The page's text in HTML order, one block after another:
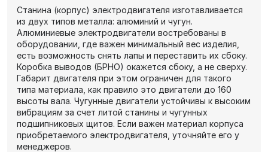
Станина (корпус) электродвигателя изготавливается
из двух типов металла: алюминий и чугун.
Алюминиевые электродвигатели востребованы в
оборудовании, где важен минимальный вес изделия,
есть возможность снять лапы и переставить их сбоку.
Коробка выводов (БРНО) окажется сбоку, а не сверху.
Габарит двигателя при этом ограничен для такого
типа материала, как правило это двигатели до 160
высоты вала. Чугунные двигатели устойчивы к высоким
вибрациям за счет литой станины и чугунных
подшипниковых щитов. Если важен материал корпуса
приобретаемого электродвигателя, уточняйте его у
менеджеров.